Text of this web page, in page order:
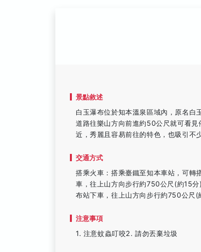
景點敘述
白玉瀑布位於知本溫泉區域內，原名白
道路往樂山方向前進約50公尺就可看
近，秀麗且容易前往的特色，也吸引不
交通方式
搭乘火車：搭乘臺鐵至知本車站，可
車，往上山方向步行約750公尺(約15
布站下車，往上山方向步行約750公尺(
注意事項
1. 注意蚊蟲叮咬2. 請勿丟棄垃圾